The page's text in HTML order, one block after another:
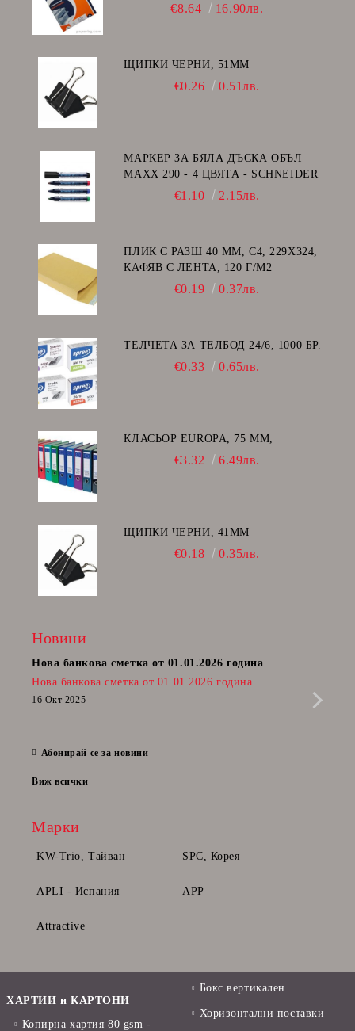
€8.64 16.90лв.
ЩИПКИ ЧЕРНИ, 51ММ
€0.26 0.51лв.
МАРКЕР ЗА БЯЛА ДЪСКА ОБЪЛ
MAXX 290 - 4 ЦВЯТА - SCHNEIDER
€1.10 2.15лв.
ПЛИК С РАЗШ 40 MM, C4, 229Х324,
КАФЯВ С ЛЕНТА, 120 Г/М2
€0.19 0.37лв.
ТЕЛЧЕТА ЗА ТЕЛБОД 24/6, 1000 БР.
€0.33 0.65лв.
КЛАСЬОР EUROPA, 75 ММ,
€3.32 6.49лв.
ЩИПКИ ЧЕРНИ, 41ММ
€0.18 0.35лв.
Новини
Нова банкова сметка от 01.01.2026 година
Нова банкова сметка от 01.01.2026 година
16 Окт 2025
Абонирай се за новини
Виж всички
Марки
KW-Trio, Тайван SPC, Корея
APLI - Испания APP
Attractive
ХАРТИИ и КАРТОНИ
Копирна хартия 80 gsm -
Бокс вертикален
Хоризонтални поставки